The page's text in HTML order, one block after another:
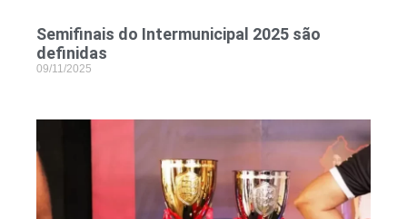
Semifinais do Intermunicipal 2025 são
definidas
09/11/2025